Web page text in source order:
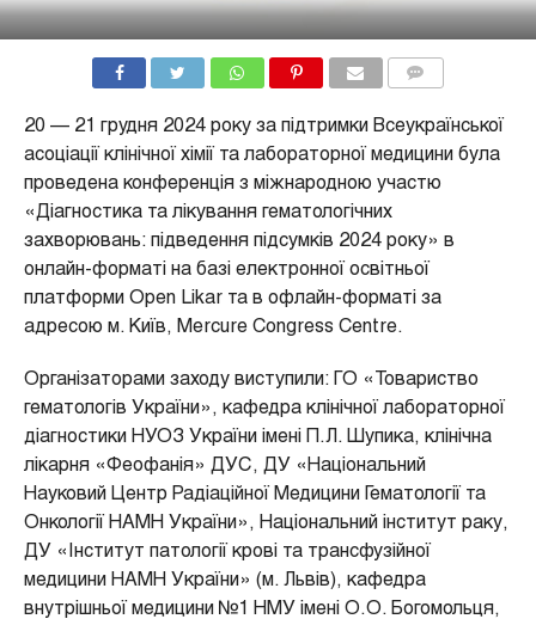
20 — 21 грудня 2024 року за підтримки Всеукраїнської
асоціації клінічної хімії та лабораторної медицини була
проведена конференція з міжнародною участю
«Діагностика та лікування гематологічних
захворювань: підведення підсумків 2024 року» в
онлайн-форматі на базі електронної освітньої
платформи Open Likar та в офлайн-форматі за
адресою м. Київ, Mercure Congress Centre.
Організаторами заходу виступили: ГО «Товариство
гематологів України», кафедра клінічної лабораторної
діагностики НУОЗ України імені П.Л. Шупика, клінічна
лікарня «Феофанія» ДУС, ДУ «Національний
Науковий Центр Радіаційної Медицини Гематології та
Онкології НАМН України», Національний інститут раку,
ДУ «Інститут патології крові та трансфузійної
медицини НАМН України» (м. Львів), кафедра
внутрішньої медицини №1 НМУ імені О.О. Богомольця,